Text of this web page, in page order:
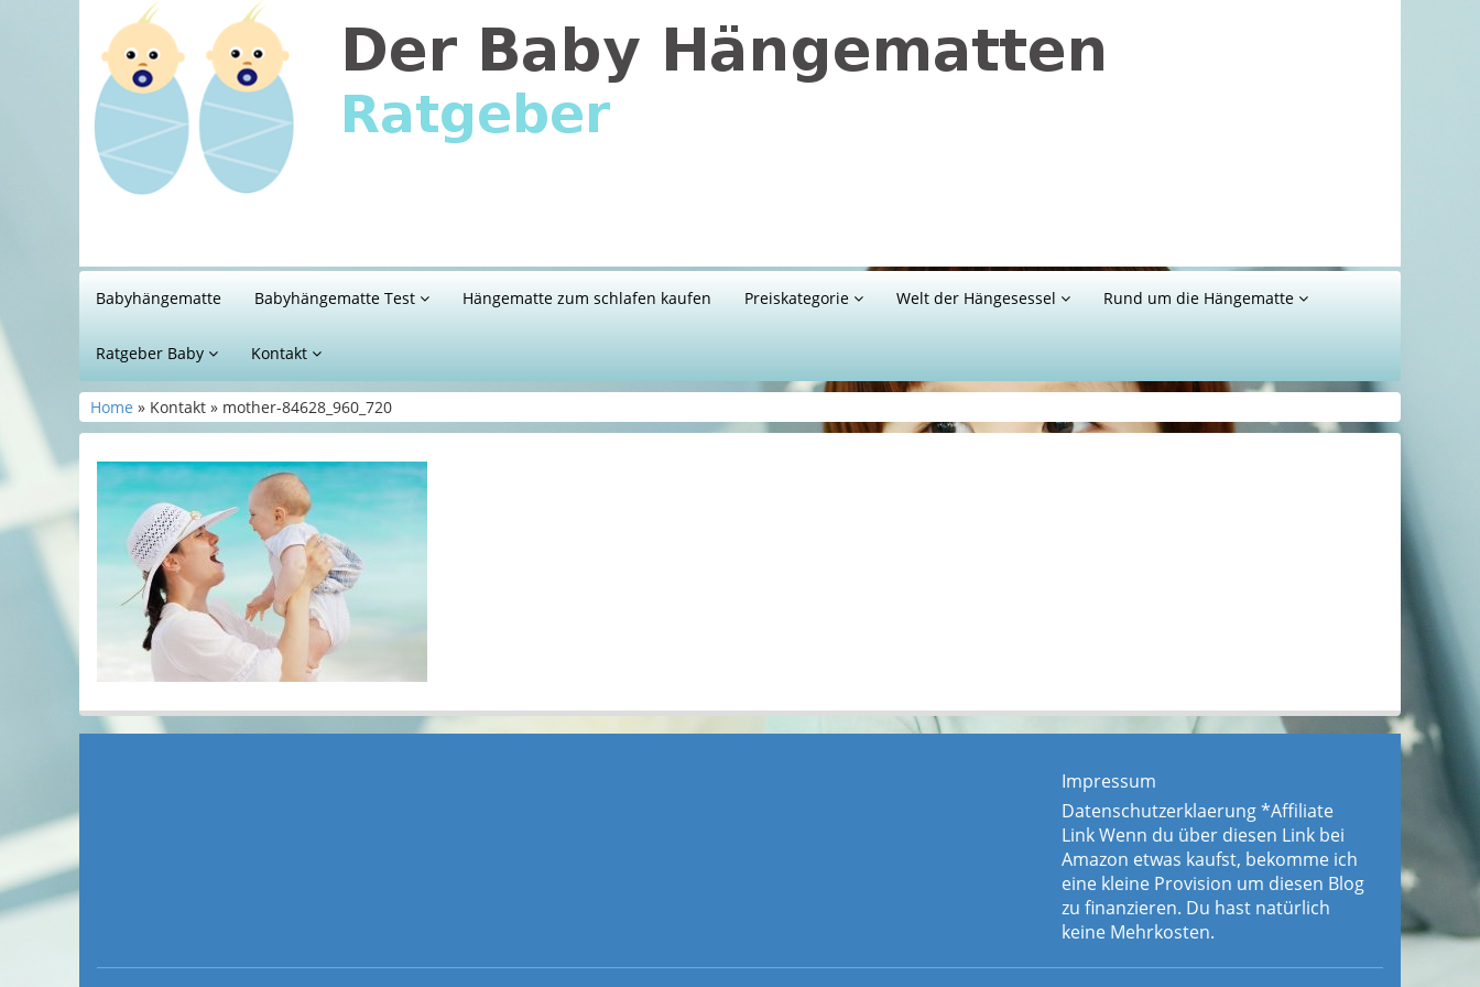
Babyhängematte Babyhängematte Test Hängematte zum schlafen kaufen Preiskategorie Welt der Hängesessel Rund um die Hängematte
Ratgeber Baby Kontakt
Home » Kontakt » mother-84628_960_720
Impressum
Datenschutzerklaerung*Affiliate
Link Wenn du über diesen Link bei
Amazon etwas kaufst, bekomme ich
eine kleine Provision um diesen Blog
zu finanzieren. Du hast natürlich
keine Mehrkosten.